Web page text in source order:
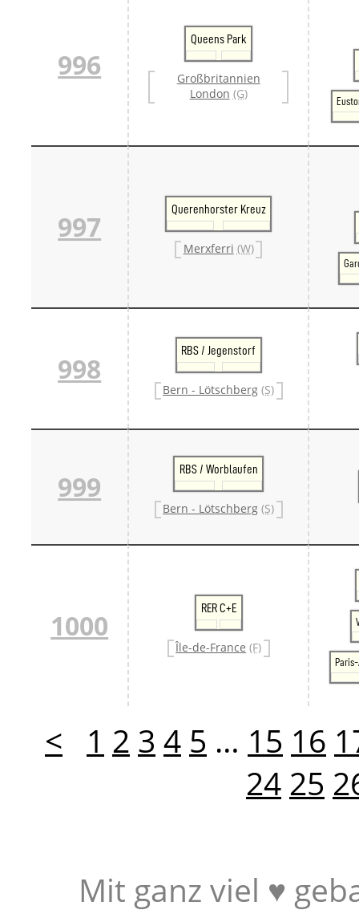
996
Queens Park
Großbritannien
London (G)
997
Querenhorster Kreuz
Merxferri (W)
998
RBS / Jegenstorf
Bern - Lötschberg (S)
999
RBS / Worblaufen
Bern - Lötschberg (S)
1000
RER C+E
Île-de-France (F)
< 1 2 3 4 5 … 15 16
24 25
Mit ganz viel ♥